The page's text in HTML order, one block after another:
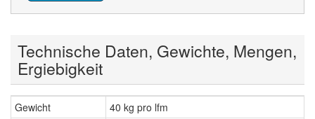
Technische Daten, Gewichte, Mengen,
Ergiebigkeit
Gewicht
40 kg pro lfm